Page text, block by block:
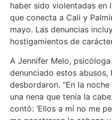
haber sido violentadas en
que conecta a Cali y
mayo. Las denuncias
hostigamientos de
A Jennifer Melo,
denunciado estos abusos,
desbordaron. “En la
una nena que tenía la
contó: ‘Ellos a mí no me